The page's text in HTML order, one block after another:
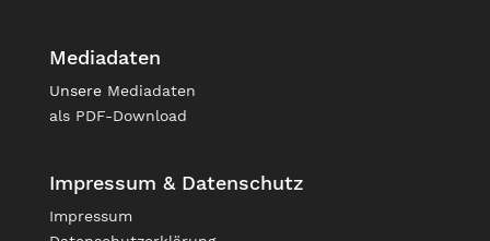
Mediadaten
Unsere Mediadaten
als PDF-Download
Impressum & Datenschutz
Impressum